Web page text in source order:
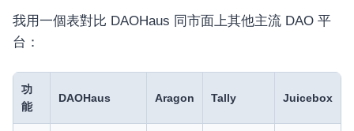
我用一個表對比 DAOHaus 同市面上其他主流 DAO 平
台：
功
能
DAOHaus Aragon Tally Juicebox